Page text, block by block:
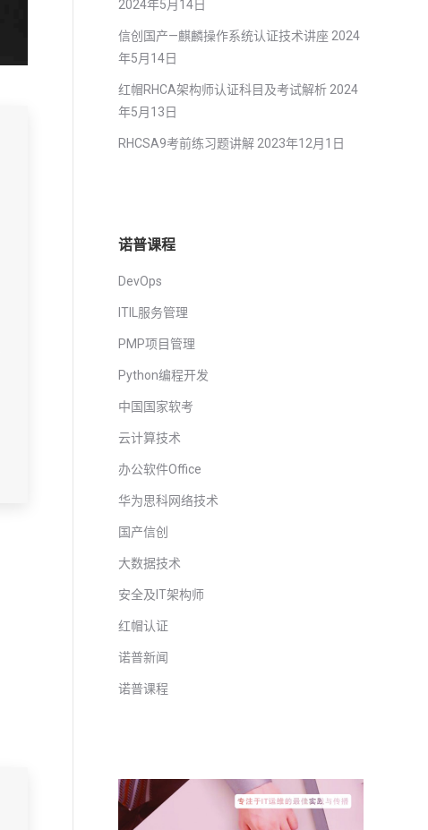
2024年5月14日
信创国产—麒麟操作系统认证技术讲座 2024
年5月14日
红帽RHCA架构师认证科目及考试解析 2024
年5月13日
RHCSA9考前练习题讲解 2023年12月1日
诺普课程
DevOps
ITIL服务管理
PMP项目管理
Python编程开发
中国国家软考
云计算技术
办公软件Office
华为思科网络技术
国产信创
大数据技术
安全及IT架构师
红帽认证
诺普新闻
诺普课程